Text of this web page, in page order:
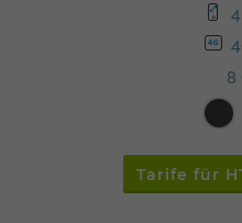
8
Tarife für